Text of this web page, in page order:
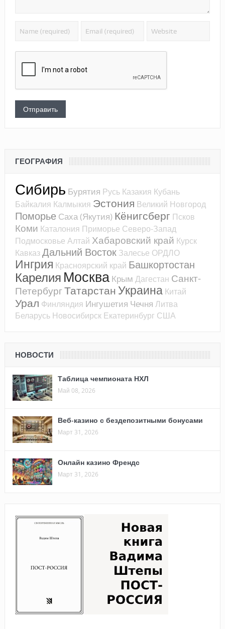
ГЕОГРАФИЯ
Сибирь Бурятия Русь Казакия Кубань
Байкалия Калмыкия Эстония Великий Новгород
Поморье Саха (Якутия) Кёнигсберг Псков
Коми Каталония Приморье Северо-Запад
Подмосковье Алтай Хабаровский край Курск
КавказДальний Восток Залесье ОРДЛО
Ингрия Красноярский край Башкортостан
Карелия Москва Крым Дагестан Санкт-
ПетербургТатарстан Украина Китай
Урал Финляндия Ингушетия Чечня Литва
Беларусь Новосибирск Екатеринбург США
НОВОСТИ
Таблица чемпионата НХЛ
Май 08, 2026
Веб-казино с бездепозитными бонусами
Март 31, 2026
Онлайн казино Френдс
Март 31, 2026